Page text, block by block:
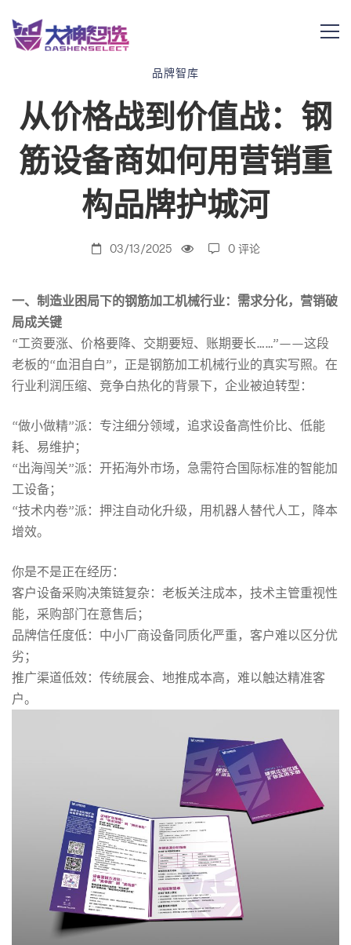
从
价
到
价
值
战：
钢
筋
设
备
品牌智库
从价格战到价值战：钢
筋设备商如何用营销重
构品牌护城河
03/13/2025 0 评论
一、制造业困局下的钢筋加工机械行业：需求分化，营销破
局成关键
“工资要涨、价格要降、交期要短、账期要长……”——这段
老板的“血泪自白”，正是钢筋加工机械行业的真实写照。在
行业利润压缩、竞争白热化的背景下，企业被迫转型：
“做小做精”派‌：专注细分领域，追求设备高性价比、低能
耗、易维护；
“出海闯关”派‌：开拓海外市场，急需符合国际标准的智能加
工设备；
“技术内卷”派‌：押注自动化升级，用机器人替代人工，降本
增效。
你是不是正在经历‌：
客户设备采购决策链复杂‌：老板关注成本，技术主管重视性
能，采购部门在意售后；
品牌信任度低‌：中小厂商设备同质化严重，客户难以区分优
劣；
推广渠道低效‌：传统展会、地推成本高，难以触达精准客
户。